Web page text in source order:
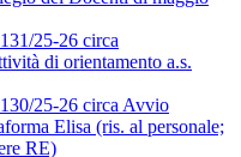
25-26 circa
di orientamento a.s.
25-26 circa Avvio
Elisa (ris. al personale;
RE)